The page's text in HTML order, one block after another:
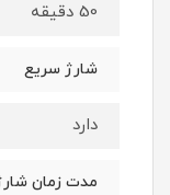
50 دقیقه
شارژ سریع
دارد
مدت زمان